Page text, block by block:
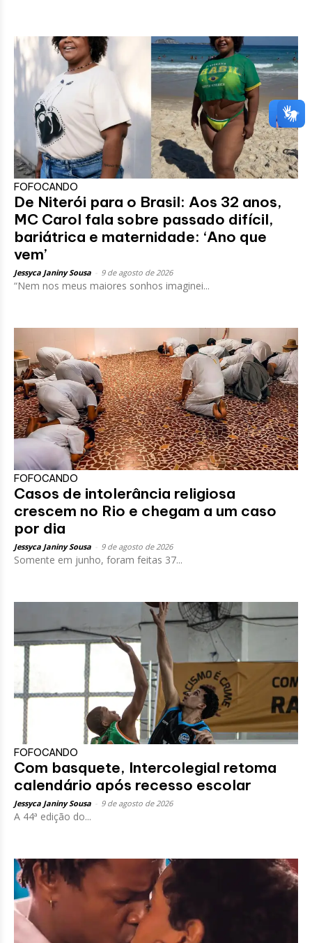
FOFOCANDO
De Niterói para o Brasil: Aos 32 anos,
MC Carol fala sobre passado difícil,
bariátrica e maternidade: ‘Ano que
vem’
Jessyca Janiny Sousa 9 de agosto de 2026
“Nem nos meus maiores sonhos imaginei...
FOFOCANDO
Casos de intolerância religiosa
crescem no Rio e chegam a um caso
por dia
Jessyca Janiny Sousa 9 de agosto de 2026
Somente em junho, foram feitas 37...
FOFOCANDO
Com basquete, Intercolegial retoma
calendário após recesso escolar
Jessyca Janiny Sousa 9 de agosto de 2026
A 44ª edição do...